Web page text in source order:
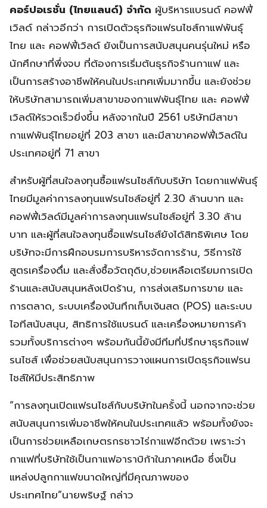
คอร์ปอเรชั่น (ไทยแลนด์) จำกัด ผู้บริหารแบรนด์ คอฟฟี่
เวิลด์ กล่าวอีกว่า การเปิดตัวธุรกิจแฟรนไชส์กาแฟพันธุ์
ไทย และ คอฟฟี่เวิลด์ ยังเป็นการสนับสนุนคนรุ่นใหม่ หรือ
นักศึกษาที่พึ่งจบ ที่ต้องการเริ่มต้นธุรกิจร้านกาแฟ และ
เป็นการสร้างอาชีพให้คนในประเทศเพิ่มมากขึ้น และยังช่วย
ให้บริษัทสามารถเพิ่มสาขาของกาแฟพันธุ์ไทย และ คอฟฟี่
เวิลด์ให้รวดเร็วยิ่งขึ้น หลังจากในปี 2561 บริษัทมีสาขา
กาแฟพันธุ์ไทยอยู่ที่ 203 สาขา และมีสาขาคอฟฟี่เวิลด์ใน
ประเทศอยู่ที่ 71 สาขา
สำหรับผู้ที่สนใจลงทุนซื้อแฟรนไชส์กับบริษัท โดยกาแฟพันธุ์
ไทยมีมูลค่าการลงทุนแฟรนไชส์อยู่ที่ 2.30 ล้านบาท และ
คอฟฟี่เวิลด์มีมูลค่าการลงทุนแฟรนไชส์อยู่ที่ 3.30 ล้าน
บาท และผู้ที่สนใจลงทุนซื้อแฟรนไชส์ยังได้สิทธิพิเศษ โดย
บริษัทจะมีการฝึกอบรมการบริหารจัดการร้าน, วิธีการใช้
สูตรเครื่องดื่ม และสั่งซื้อวัตถุดิบ,ช่วยเหลือเตรียมการเปิด
ร้านและสนับสนุนหลังเปิดร้าน, การส่งเสริมการขาย และ
การตลาด, ระบบเครื่องบันทึกเก็บเงินสด (POS) และระบบ
ไอทีสนับสนุน, สิทธิการใช้แบรนด์ และเครื่องหมายการค้า
รวมทั้งบริการต่างๆ พร้อมกันนี้ยังมีทีมที่ปรึกษาธุรกิจแฟ
รนไชส์ เพื่อช่วยสนับสนุนการวางแผนการเปิดธุรกิจแฟรน
ไชส์ให้มีประสิทธิภาพ
“การลงทุนเปิดแฟรนไชส์กับบริษัทในครั้งนี้ นอกจากจะช่วย
สนับสนุนการเพิ่มอาชีพให้คนในประเทศแล้ว พร้อมทั้งยังจะ
เป็นการช่วยเหลือเกษตรกรชาวไร่กาแฟอีกด้วย เพราะว่า
กาแฟที่บริษัทใช้เป็นกาแฟอาราบิก้าในภาคเหนือ ซึ่งเป็น
แหล่งปลูกกาแฟขนาดใหญ่ที่มีคุณภาพของ
ประเทศไทย”นายพริษฐ์ กล่าว